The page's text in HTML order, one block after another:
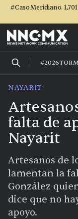
#CasoMeridiano.
NAYARIT
falta de
Nayarit
Artesanos de
lamentan la
González
dice que no
apoyo.